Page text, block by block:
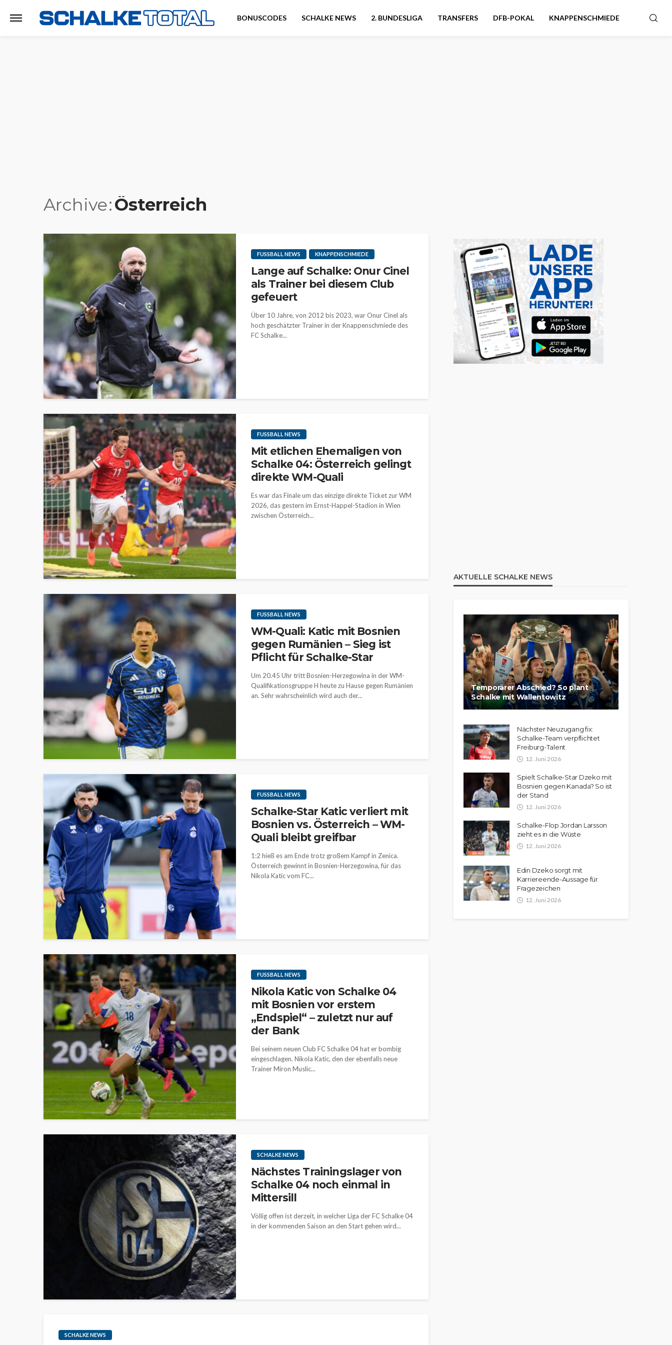
BONUSCODES SCHALKE NEWS 2. BUNDESLIGA TRANSFERS DFB-POKAL KNAPPENSCHMIEDE
Archive Österreich
FUSSBALL NEWS KNAPPENSCHMIEDE
Lange auf Schalke: Onur Cinel
als Trainer bei diesem Club
gefeuert
Über 10 Jahre, von 2012 bis 2023, war Onur Cinel als
hoch geschätzter Trainer in der Knappenschmiede des
FC Schalke...
FUSSBALL NEWS
Mit etlichen Ehemaligen von
Schalke 04: Österreich gelingt
direkte WM-Quali
Es war das Finale um das einzige direkte Ticket zur WM
2026, das gestern im Ernst-Happel-Stadion in Wien
zwischen Österreich...
FUSSBALL NEWS
WM-Quali: Katic mit Bosnien
gegen Rumänien – Sieg ist
Pflicht für Schalke-Star
Um 20.45 Uhr tritt Bosnien-Herzegowina in der WM-
Qualifikationsgruppe H heute zu Hause gegen Rumänien
an. Sehr wahrscheinlich wird auch der...
FUSSBALL NEWS
Schalke-Star Katic verliert mit
Bosnien vs. Österreich – WM-
Quali bleibt greifbar
1:2 hieß es am Ende trotz großem Kampf in Zenica.
Österreich gewinnt in Bosnien-Herzegowina, für das
Nikola Katic vom FC...
FUSSBALL NEWS
Nikola Katic von Schalke 04
mit Bosnien vor erstem
„Endspiel“ – zuletzt nur auf
der Bank
Bei seinem neuen Club FC Schalke 04 hat er bombig
eingeschlagen. Nikola Katic, den der ebenfalls neue
Trainer Miron Muslic...
SCHALKE NEWS
Nächstes Trainingslager von
Schalke 04 noch einmal in
Mittersill
Völlig offen ist derzeit, in welcher Liga der FC Schalke 04
in der kommenden Saison an den Start gehen wird...
SCHALKE NEWS
AKTUELLE SCHALKE NEWS
Temporärer Abschied? So plant
Schalke mit Wallentowitz
Nächster Neuzugang fix:
Schalke-Team verpflichtet
Freiburg-Talent
12. Juni 2026
Spielt Schalke-Star Dzeko mit
Bosnien gegen Kanada? So ist
der Stand
12. Juni 2026
Schalke-Flop Jordan Larsson
zieht es in die Wüste
12. Juni 2026
Edin Dzeko sorgt mit
Karriereende-Aussage für
Fragezeichen
12. Juni 2026